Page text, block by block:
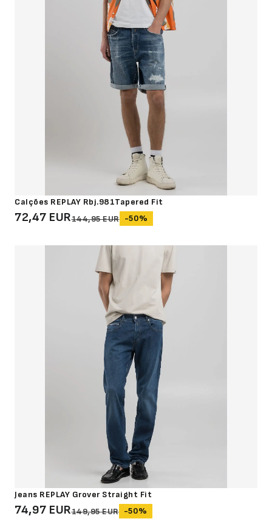
Calções REPLAY Rbj.981Tapered Fit
72,47 EUR144,95 EUR -50%
Jeans REPLAY Grover Straight Fit
74,97 EUR149,95 EUR -50%